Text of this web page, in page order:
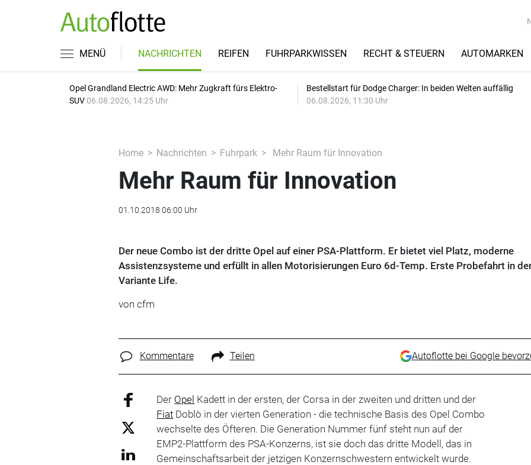
MENÜ NACHRICHTEN REIFEN FUHRPARKWISSEN RECHT & STEUERN AUTOMARKEN
Opel Grandland Electric AWD: Mehr Zugkraft fürs Elektro-
SUV 06.08.2026, 14:25 Uhr
Bestellstart für Dodge Charger: In beiden Welten auffällig
06.08.2026, 11:30 Uhr
Home Nachrichten Fuhrpark Mehr Raum für Innovation
Mehr Raum für Innovation
01.10.2018 06:00 Uhr
Der neue Combo ist der dritte Opel auf einer PSA-Plattform. Er bietet viel Platz, moderne
Assistenzsysteme und erfüllt in allen Motorisierungen Euro 6d-Temp. Erste Probefahrt in
Variante Life.
von cfm
Kommentare Teilen Autoflotte bei Google
Der Opel Kadett in der ersten, der Corsa in der zweiten und dritten und der
Fiat Doblò in der vierten Generation - die technische Basis des Opel Combo
wechselte des Öfteren. Die Generation Nummer fünf steht nun auf der
EMP2-Plattform des PSA-Konzerns, ist sie doch das dritte Modell, das in
Gemeinschaftsarbeit der jetzigen Konzernschwestern entwickelt wurde.